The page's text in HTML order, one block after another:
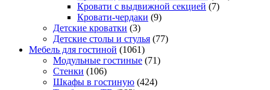
Кровати с выдвижной секцией (7)
Кровати-чердаки (9)
Детские кроватки (3)
Детские столы и стулья (77)
Мебель для гостиной (1061)
Модульные гостиные (71)
Стенки (106)
Шкафы в гостиную (424)